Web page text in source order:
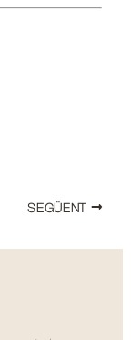
SEGÜENT